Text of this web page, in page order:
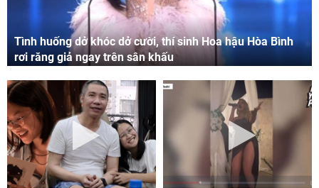
Tình huống dở khóc dở cười, thí sinh Hoa hậu Hòa Bình
rơi răng giả ngay trên sân khấu